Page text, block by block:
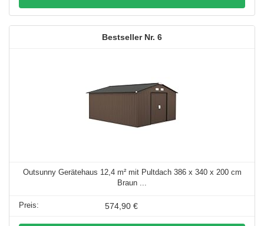
6
Outsunny Gerätehaus 12,4 m² mit Pultdach 386 x 340 x 200 cm
Braun ...
574,90 €